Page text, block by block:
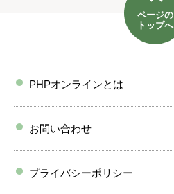
ページの
トップへ
PHPオンラインとは
お問い合わせ
プライバシーポリシー